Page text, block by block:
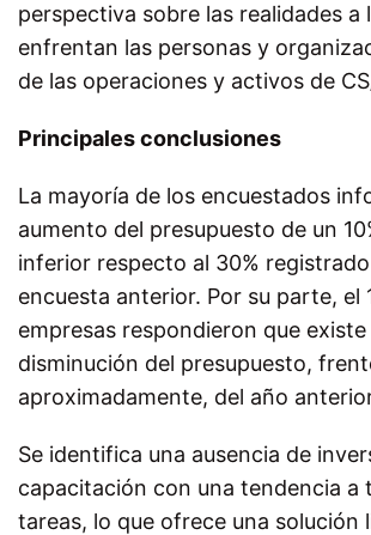
perspectiva sobre las realidades a
enfrentan las personas y
de las operaciones y activos de
Principales conclusiones
La mayoría de los encuestados
aumento del presupuesto de un
inferior respecto al 30%
encuesta anterior. Por su parte, el
empresas respondieron que existe
disminución del presupuesto,
aproximadamente, del año
Se identifica una ausencia de
capacitación con una tendencia a
tareas, lo que ofrece una solución